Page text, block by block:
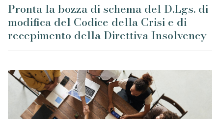
Pronta la bozza di schema del D.Lgs. di
modifica del Codice della Crisi e di
recepimento della Direttiva Insolvency